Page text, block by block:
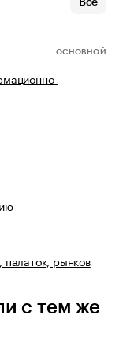
Все
ОСНОВНОЙ
палаток, рынков
с тем же